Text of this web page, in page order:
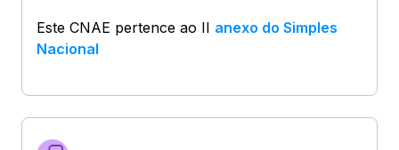
Este CNAE pertence ao II anexo do Simples
Nacional